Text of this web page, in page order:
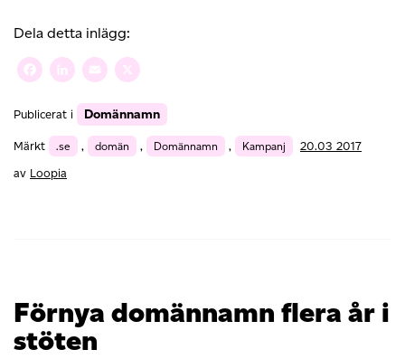
företags
synlighet
på
webben
med
ett
domännamn
Dela detta inlägg:
Facebook
LinkedIn
Email
Publicerat i Domännamn
Märkt .se , domän , Domännamn , Kampanj
20.03 2017
av Loopia
Förnya domännamn flera år i
stöten